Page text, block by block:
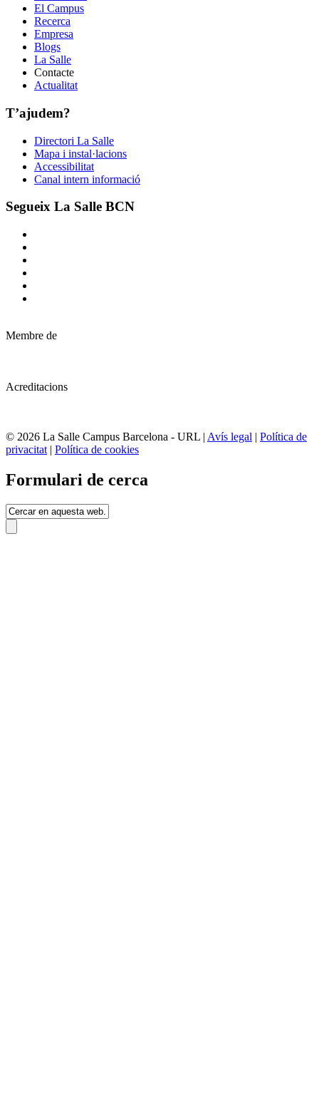
El Campus
Recerca
Empresa
Blogs
La Salle
Contacte
Actualitat
T’ajudem?
Directori La Salle
Mapa i instal·lacions
Accessibilitat
Canal intern informació
Segueix La Salle BCN
Membre de
Acreditacions
© 2026 La Salle Campus Barcelona - URL | Avís legal | Política de
privacitat | Política de cookies
Formulari de cerca